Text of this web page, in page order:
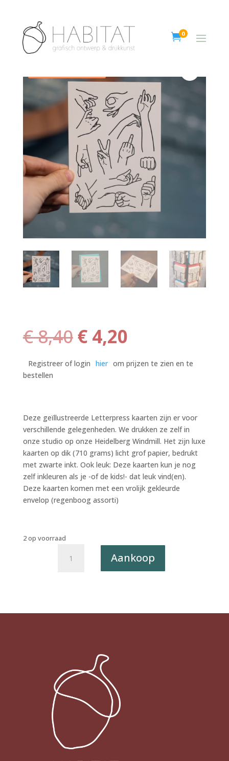
0
€8,40Oorspronkelijke
prijs
was:
€ 8,40.
€4,20Huidige
is:
€ 4,20.
Registreer of login hier om prijzen te zien en te
bestellen
Deze geïllustreerde Letterpress kaarten zijn er voor
verschillende gelegenheden. We drukken ze zelf in
onze studio op onze Heidelberg Windmill. Het zijn luxe
kaarten op dik (710 grams) licht grof papier, bedrukt
met zwarte inkt. Ook leuk: Deze kaarten kun je nog
zelf inkleuren als je -of de kids!- dat leuk vind(en).
Deze kaarten komen met een vrolijk gekleurde
envelop (regenboog assorti)
2 op voorraad
postkaart
Aankoop